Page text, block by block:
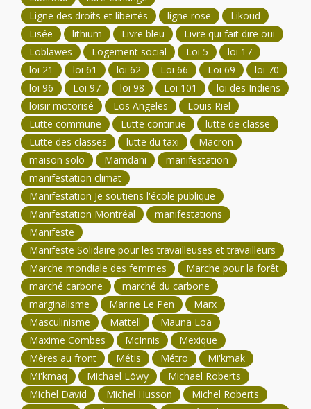
Ligne des droits et libertés
ligne rose
Likoud
Lisée
lithium Livre bleu
Livre qui fait dire oui
Loblawes
Logement social Loi 5
loi 17
loi 21
loi 61 loi 62 Loi 66 Loi 69
loi 70
loi 96
Loi 97 loi 98 Loi 101
loi des Indiens
loisir motorisé
Los Angeles
Louis Riel
Lutte commune
Lutte continue
lutte de classe
Lutte des classes
lutte du taxi
Macron
maison solo
Mamdani
manifestation
manifestation climat
Manifestation Je soutiens l'école publique
Manifestation Montréal
manifestations
Manifeste
Manifeste Solidaire pour les travailleuses et travailleurs
Marche mondiale des femmes
Marche pour la forêt
marché carbone
marché du carbone
marginalisme
Marine Le Pen
Marx
Masculinisme
Mattell
Mauna Loa
Maxime Combes
McInnis
Mexique
Mères au front
Métis Métro
Mi'kmak
Mi'kmaq
Michael Löwy
Michael Roberts
Michel David
Michel Husson
Michel Roberts